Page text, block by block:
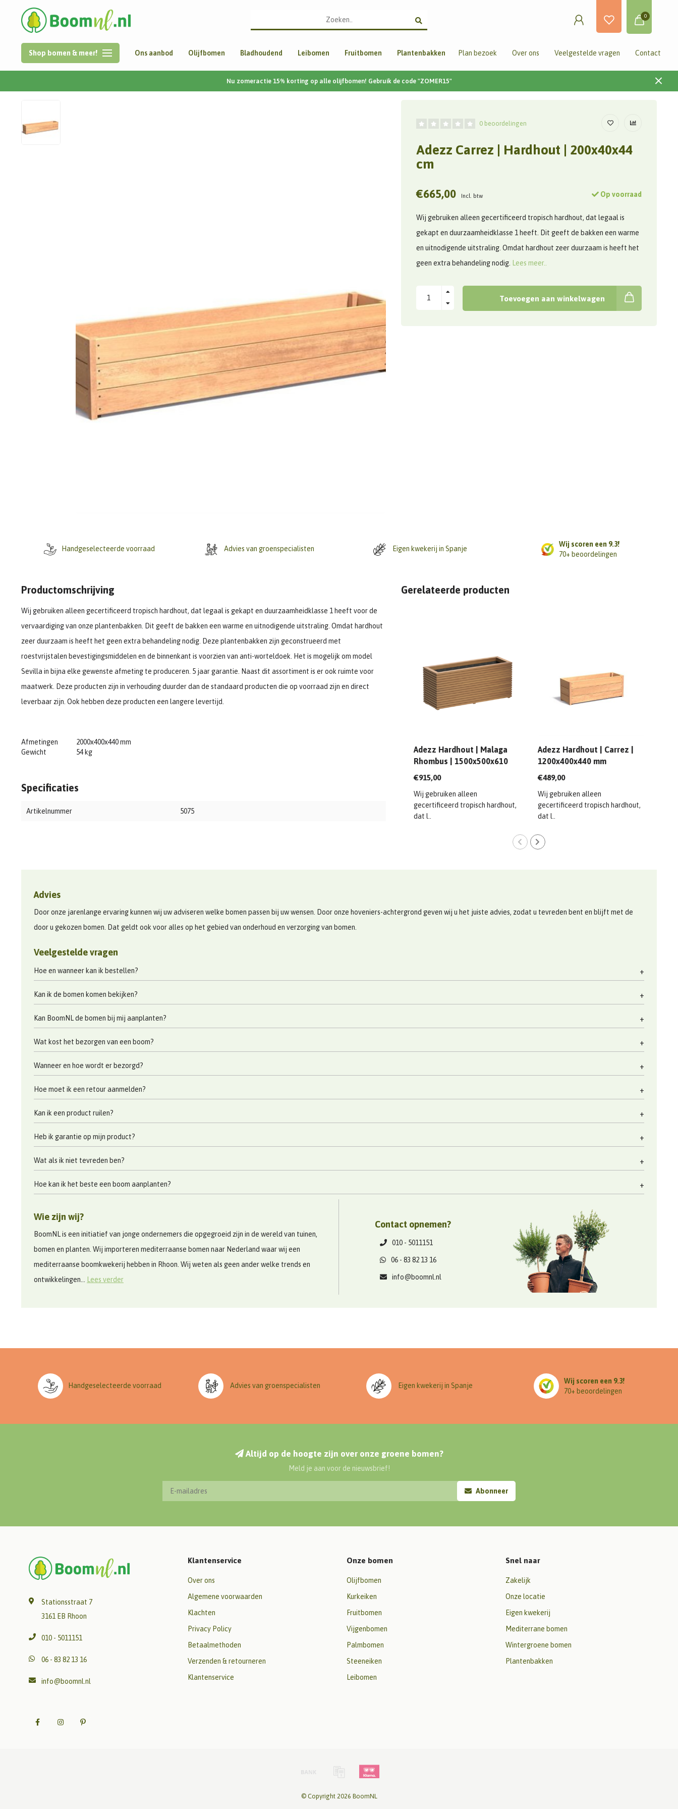
0
Shop bomen & meer! Ons aanbod Olijfbomen Bladhoudend Leibomen Fruitbomen Plantenbakken Plan bezoek Over ons Veelgestelde vragen Contact
Nu zomeractie 15% korting op alle olijfbomen! Gebruik de code "ZOMER15"
0 beoordelingen
Adezz Carrez | Hardhout | 200x40x44
cm
€665,00 Incl. btw Op voorraad
Wij gebruiken alleen gecertificeerd tropisch hardhout, dat legaal is
gekapt en duurzaamheidklasse 1 heeft. Dit geeft de bakken een warme
en uitnodigende uitstraling. Omdat hardhout zeer duurzaam is heeft het
geen extra behandeling nodig.
Lees meer..
Toevoegen aan winkelwagen
Handgeselecteerde voorraad Advies van groenspecialisten Eigen kwekerij in Spanje
Wij scoren een 9.3!
70+ beoordelingen
Productomschrijving
Wij gebruiken alleen gecertificeerd tropisch hardhout, dat legaal is gekapt en duurzaamheidklasse 1 heeft voor de
vervaardiging van onze plantenbakken. Dit geeft de bakken een warme en uitnodigende uitstraling. Omdat hardhout
zeer duurzaam is heeft het geen extra behandeling nodig. Deze plantenbakken zijn geconstrueerd met
roestvrijstalen bevestigingsmiddelen en de binnenkant is voorzien van anti-worteldoek. Het is mogelijk om model
Sevilla in bijna elke gewenste afmeting te produceren. 5 jaar garantie. Naast dit assortiment is er ook ruimte voor
maatwerk. Deze producten zijn in verhouding duurder dan de standaard producten die op voorraad zijn en direct
leverbaar zijn. Ook hebben deze producten een langere levertijd.
Afmetingen
2000x400x440 mm
Gewicht
54 kg
Specificaties
Artikelnummer 5075
Gerelateerde producten
Adezz Hardhout | Malaga
Rhombus | 1500x500x610
mm
€915,00
Wij gebruiken alleen
gecertificeerd tropisch hardhout,
dat l..
Adezz Hardhout | Carrez |
1200x400x440 mm
€489,00
Wij gebruiken alleen
gecertificeerd tropisch hardhout,
dat l..
Advies
Door onze jarenlange ervaring kunnen wij uw adviseren welke bomen passen bij uw wensen. Door onze hoveniers-achtergrond geven wij u het juiste advies, zodat u tevreden bent en blijft met de
door u gekozen bomen. Dat geldt ook voor alles op het gebied van onderhoud en verzorging van bomen.
Veelgestelde vragen
Hoe en wanneer kan ik bestellen?
Kan ik de bomen komen bekijken?
Kan BoomNL de bomen bij mij aanplanten?
Wat kost het bezorgen van een boom?
Wanneer en hoe wordt er bezorgd?
Hoe moet ik een retour aanmelden?
Kan ik een product ruilen?
Heb ik garantie op mijn product?
Wat als ik niet tevreden ben?
Hoe kan ik het beste een boom aanplanten?
Wie zijn wij?
BoomNL is een initiatief van jonge ondernemers die opgegroeid zijn in de wereld van tuinen,
bomen en planten. Wij importeren mediterraanse bomen naar Nederland waar wij een
mediterraanse boomkwekerij hebben in Rhoon. Wij weten als geen ander welke trends en
ontwikkelingen...
Lees verder
Contact opnemen?
010 - 5011151
06 - 83 82 13 16
info@boomnl.nl
Handgeselecteerde voorraad Advies van groenspecialisten Eigen kwekerij in Spanje
Wij scoren een 9.3!
70+ beoordelingen
Altijd op de hoogte zijn over onze groene bomen?
Meld je aan voor de nieuwsbrief!
Abonneer
Stationsstraat 7
3161 EB Rhoon
010 - 5011151
06 - 83 82 13 16
info@boomnl.nl
Klantenservice
Over ons
Algemene voorwaarden
Klachten
Privacy Policy
Betaalmethoden
Verzenden & retourneren
Klantenservice
Onze bomen
Olijfbomen
Kurkeiken
Fruitbomen
Vijgenbomen
Palmbomen
Steeneiken
Leibomen
Snel naar
Zakelijk
Onze locatie
Eigen kwekerij
Mediterrane bomen
Wintergroene bomen
Plantenbakken
© Copyright 2026 BoomNL